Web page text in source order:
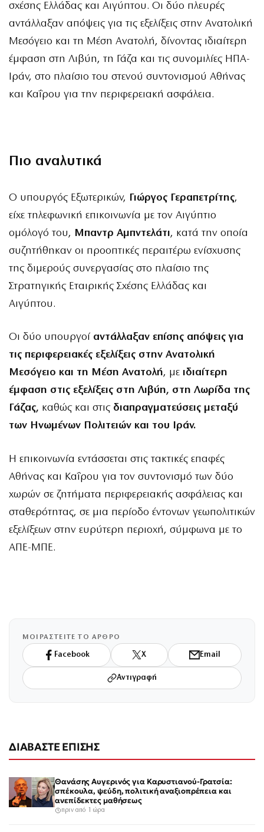
σχέσης Ελλάδας και Αιγύπτου. Οι δύο πλευρές
αντάλλαξαν απόψεις για τις εξελίξεις στην Ανατολική
Μεσόγειο και τη Μέση Ανατολή, δίνοντας ιδιαίτερη
έμφαση στη Λιβύη, τη Γάζα και τις συνομιλίες ΗΠΑ-
Ιράν, στο πλαίσιο του στενού συντονισμού Αθήνας
και Καΐρου για την περιφερειακή ασφάλεια.
Πιο αναλυτικά
Ο υπουργός Εξωτερικών, Γιώργος Γεραπετρίτης,
είχε τηλεφωνική επικοινωνία με τον Αιγύπτιο
ομόλογό του, Μπαντρ Αμπντελάτι, κατά την οποία
συζητήθηκαν οι προοπτικές περαιτέρω ενίσχυσης
της διμερούς συνεργασίας στο πλαίσιο της
Στρατηγικής Εταιρικής Σχέσης Ελλάδας και
Αιγύπτου.
Οι δύο υπουργοί αντάλλαξαν επίσης απόψεις για
τις περιφερειακές εξελίξεις στην Ανατολική
Μεσόγειο και τη Μέση Ανατολή, με ιδιαίτερη
έμφαση στις εξελίξεις στη Λιβύη, στη Λωρίδα της
Γάζας, καθώς και στις διαπραγματεύσεις μεταξύ
των Ηνωμένων Πολιτειών και του Ιράν.
Η επικοινωνία εντάσσεται στις τακτικές επαφές
Αθήνας και Καΐρου για τον συντονισμό των δύο
χωρών σε ζητήματα περιφερειακής ασφάλειας και
σταθερότητας, σε μια περίοδο έντονων γεωπολιτικών
εξελίξεων στην ευρύτερη περιοχή, σύμφωνα με το
ΑΠΕ-ΜΠΕ.
ΜΟΙΡΑΣΤΕΙΤΕ ΤΟ ΑΡΘΡΟ
Facebook X Email
Αντιγραφή
ΔΙΑΒΑΣΤΕ ΕΠΙΣΗΣ
Θανάσης Αυγερινός για Καρυστιανού-Γρατσία:
σπέκουλα, ψεύδη, πολιτική αναξιοπρέπεια και
ανεπίδεκτες μαθήσεως
πριν από 1 ώρα